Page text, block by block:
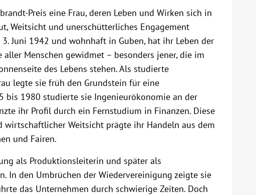
Preis eine Frau, deren Leben und Wirken sich in
Weitsicht und unerschütterliches Engagement
Juni 1942 und wohnhaft in Guben, hat ihr Leben der
Menschen gewidmet – besonders jener, die im
des Lebens stehen. Als studierte
legte sie früh den Grundstein für eine
bis 1980 studierte sie Ingenieurökonomie an der
ihr Profil durch ein Fernstudium in Finanzen. Diese
Weitsicht prägte ihr Handeln aus dem
und Fairen.
als Produktionsleiterin und später als
In den Umbrüchen der Wiedervereinigung zeigte sie
das Unternehmen durch schwierige Zeiten. Doch